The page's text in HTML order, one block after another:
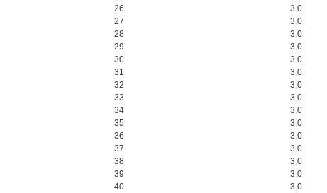
26
3,0
27
3,0
28
3,0
29
3,0
30
3,0
31
3,0
32
3,0
33
3,0
34
3,0
35
3,0
36
3,0
37
3,0
38
3,0
39
3,0
40
3,0